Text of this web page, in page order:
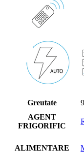
Greutate
AGENT
FRIGORIFIC
ALIMENTARE